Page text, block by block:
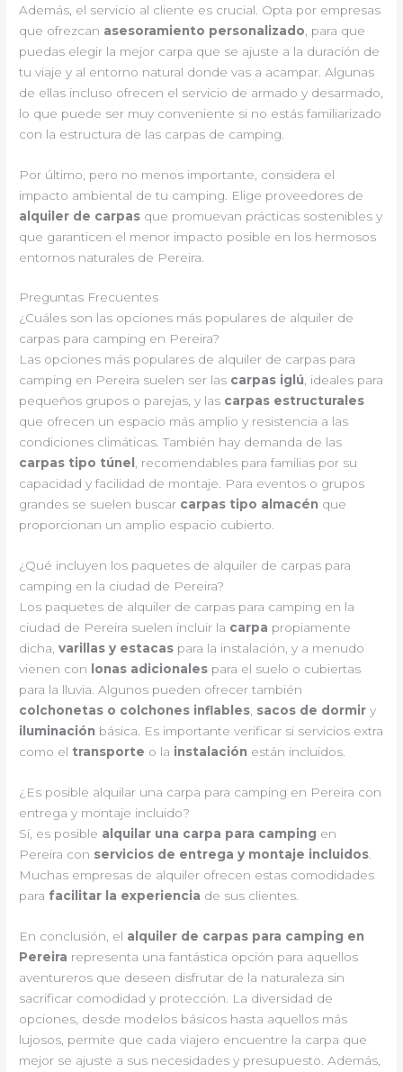
Además, el servicio al cliente es crucial. Opta por empresas
que ofrezcan asesoramiento personalizado , para que
puedas elegir la mejor carpa que se ajuste a la duración de
tu viaje y al entorno natural donde vas a acampar. Algunas
de ellas incluso ofrecen el servicio de armado y desarmado,
lo que puede ser muy conveniente si no estás familiarizado
con la estructura de las carpas de camping.
Por último, pero no menos importante, considera el
impacto ambiental de tu camping. Elige proveedores de
alquiler de carpas que promuevan prácticas sostenibles y
que garanticen el menor impacto posible en los hermosos
entornos naturales de Pereira.
Preguntas Frecuentes
¿Cuáles son las opciones más populares de alquiler de
carpas para camping en Pereira?
Las opciones más populares de alquiler de carpas para
camping en Pereira suelen ser las carpas iglú, ideales para
pequeños grupos o parejas, y las carpas estructurales
que ofrecen un espacio más amplio y resistencia a las
condiciones climáticas. También hay demanda de las
carpas tipo túnel , recomendables para familias por su
capacidad y facilidad de montaje. Para eventos o grupos
grandes se suelen buscar carpas tipo almacén que
proporcionan un amplio espacio cubierto.
¿Qué incluyen los paquetes de alquiler de carpas para
camping en la ciudad de Pereira?
Los paquetes de alquiler de carpas para camping en la
ciudad de Pereira suelen incluir la carpa propiamente
dicha,varillas y estacas para la instalación, y a menudo
vienen con
lonas adicionales para el suelo o cubiertas
para la lluvia. Algunos pueden ofrecer también
colchonetas o colchones inflables, sacos de dormir y
iluminación básica. Es importante verificar si servicios extra
como el transporte o la instalación están incluidos.
¿Es posible alquilar una carpa para camping en Pereira con
entrega y montaje incluido?
Sí, es posible alquilar una carpa para camping en
Pereira con servicios de entrega y montaje incluidos
Muchas empresas de alquiler ofrecen estas comodidades
para facilitar la experiencia de sus clientes.
En conclusión, el alquiler de carpas para camping en
Pereira representa una fantástica opción para aquellos
aventureros que deseen disfrutar de la naturaleza sin
sacrificar comodidad y protección. La diversidad de
opciones, desde modelos básicos hasta aquellos más
lujosos, permite que cada viajero encuentre la carpa que
mejor se ajuste a sus necesidades y presupuesto. Además,